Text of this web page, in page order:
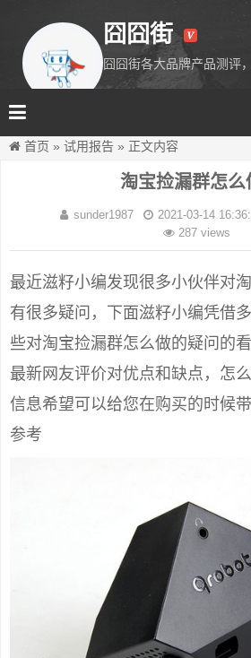
囧囧街
囧囧街各大品牌产品测评
首页 » 试用报告 » 正文内容
淘宝捡漏群怎么
sunder1987 2021-03-14
287 views
最近滋籽小编发现很多小伙伴对
有很多疑问，下面滋籽小编凭借
些对淘宝捡漏群怎么做的疑问的
最新网友评价对优点和缺点，怎
信息希望可以给您在购买的时候
参考